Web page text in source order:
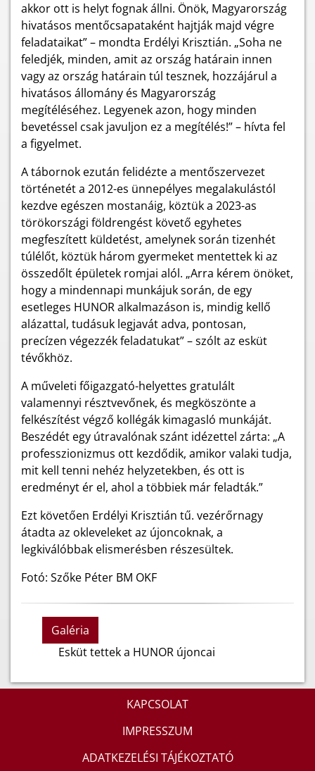
akkor ott is helyt fognak állni. Önök, Magyarország
hivatásos mentőcsapataként hajtják majd végre
feladataikat” – mondta Erdélyi Krisztián. „Soha ne
feledjék, minden, amit az ország határain innen
vagy az ország határain túl tesznek, hozzájárul a
hivatásos állomány és Magyarország
megítéléséhez. Legyenek azon, hogy minden
bevetéssel csak javuljon ez a megítélés!” – hívta fel
a figyelmet.
A tábornok ezután felidézte a mentőszervezet
történetét a 2012-es ünnepélyes megalakulástól
kezdve egészen mostanáig, köztük a 2023-as
törökországi földrengést követő egyhetes
megfeszített küldetést, amelynek során tizenhét
túlélőt, köztük három gyermeket mentettek ki az
összedőlt épületek romjai alól. „Arra kérem önöket,
hogy a mindennapi munkájuk során, de egy
esetleges HUNOR alkalmazáson is, mindig kellő
alázattal, tudásuk legjavát adva, pontosan,
precízen végezzék feladatukat” – szólt az esküt
tévőkhöz.
A műveleti főigazgató-helyettes gratulált
valamennyi résztvevőnek, és megköszönte a
felkészítést végző kollégák kimagasló munkáját.
Beszédét egy útravalónak szánt idézettel zárta: „A
professzionizmus ott kezdődik, amikor valaki tudja,
mit kell tenni nehéz helyzetekben, és ott is
eredményt ér el, ahol a többiek már feladták.”
Ezt követően Erdélyi Krisztián tű. vezérőrnagy
átadta az okleveleket az újoncoknak, a
legkiválóbbak elismerésben részesültek.
Fotó: Szőke Péter BM OKF
Galéria
Esküt tettek a HUNOR újoncai
KAPCSOLAT
IMPRESSZUM
ADATKEZELÉSI TÁJÉKOZTATÓ